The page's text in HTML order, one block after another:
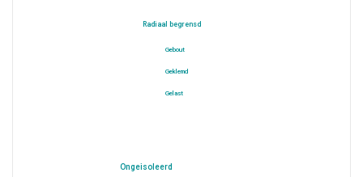
Radiaal begrensd
Gebout
Geklemd
Gelast
Ongeisoleerd